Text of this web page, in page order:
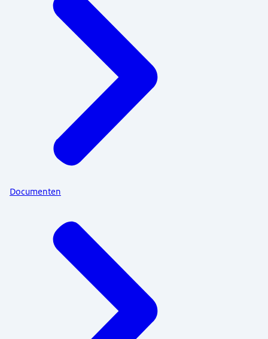
Documenten